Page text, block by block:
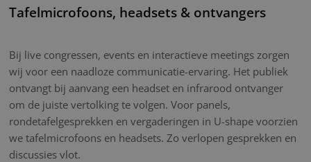
Tafelmicrofoons, headsets & ontvangers
Bij live congressen, events en interactieve meetings zorgen
wij voor een naadloze communicatie-ervaring. Het publiek
ontvangt bij aanvang een headset en infrarood ontvanger
om de juiste vertolking te volgen. Voor panels,
rondetafelgesprekken en vergaderingen in U-shape voorzien
we tafelmicrofoons en headsets. Zo verlopen gesprekken en
discussies vlot.